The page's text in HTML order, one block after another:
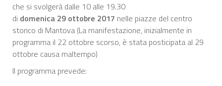
che si svolgerà dalle 10 alle 19.30
di domenica 29 ottobre 2017 nelle piazze del centro
storico di Mantova (La manifestazione, inizialmente in
programma il 22 ottobre scorso, è stata posticipata al 29
ottobre causa maltempo)
Il programma prevede: